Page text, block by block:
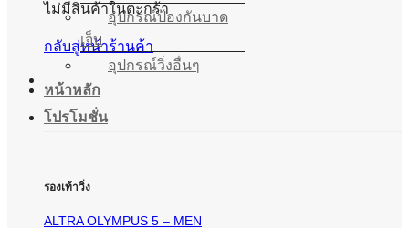
ไม่มีสินค้าในตะกร้า
กลับสู่หน้าร้านค้า
อุปกรณ์ป้องกันบาด
เจ็บ
อุปกรณ์วิ่งอื่นๆ
หน้าหลัก
โปรโมชั่น
รองเท้าวิ่ง
ALTRA OLYMPUS 5 – MEN